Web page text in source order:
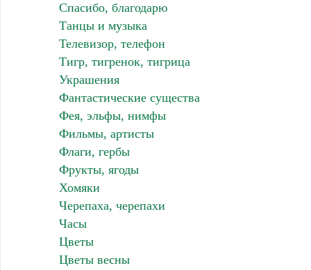
Спасибо, благодарю
Танцы и музыка
Телевизор, телефон
Тигр, тигренок, тигрица
Украшения
Фантастические существа
Фея, эльфы, нимфы
Фильмы, артисты
Флаги, гербы
Фрукты, ягоды
Хомяки
Черепаха, черепахи
Часы
Цветы
Цветы весны